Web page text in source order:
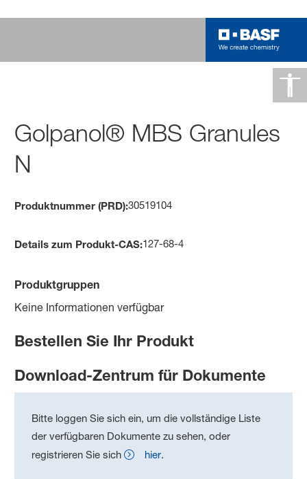
Golpanol® MBS Granules
N
Produktnummer (PRD):30519104
Details zum Produkt-CAS:127-68-4
Produktgruppen
Keine Informationen verfügbar
Bestellen Sie Ihr Produkt
Download-Zentrum für Dokumente
Bitte loggen Sie sich ein, um die vollständige Liste
der verfügbaren Dokumente zu sehen, oder
registrieren Sie sich
hier.